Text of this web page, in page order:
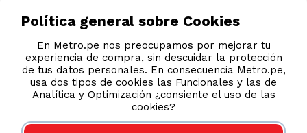
Política general sobre Cookies
En Metro.pe nos preocupamos por mejorar tu
experiencia de compra, sin descuidar la protección
de tus datos personales. En consecuencia Metro.pe,
usa dos tipos de cookies las Funcionales y las de
Analítica y Optimización ¿consiente el uso de las
cookies?